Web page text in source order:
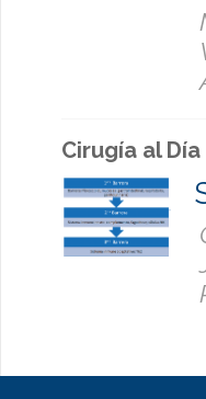
Cirugía al Día